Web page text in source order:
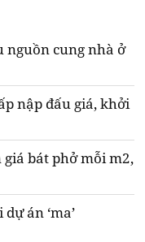
cung nhà ở
nập đấu giá, khởi
bát phở mỗi m2,
án ‘ma’